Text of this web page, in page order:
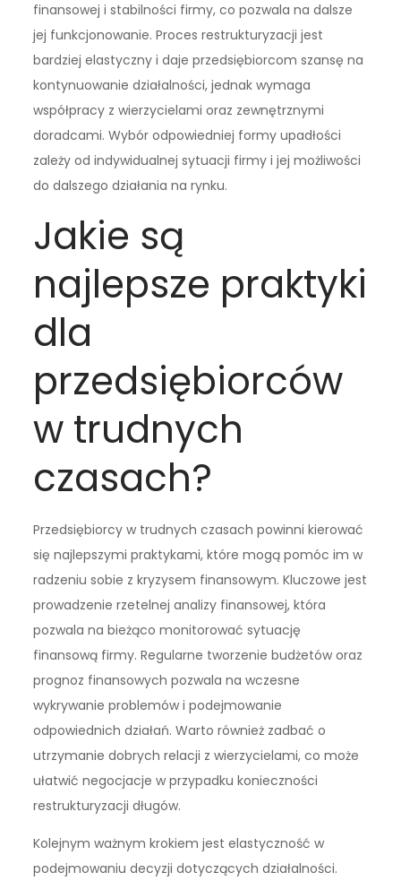
finansowej i stabilności firmy, co pozwala na dalsze
jej funkcjonowanie. Proces restrukturyzacji jest
bardziej elastyczny i daje przedsiębiorcom szansę na
kontynuowanie działalności, jednak wymaga
współpracy z wierzycielami oraz zewnętrznymi
doradcami. Wybór odpowiedniej formy upadłości
zależy od indywidualnej sytuacji firmy i jej możliwości
do dalszego działania na rynku.
Jakie są
najlepsze praktyki
dla
przedsiębiorców
w trudnych
czasach?
Przedsiębiorcy w trudnych czasach powinni kierować
się najlepszymi praktykami, które mogą pomóc im w
radzeniu sobie z kryzysem finansowym. Kluczowe jest
prowadzenie rzetelnej analizy finansowej, która
pozwala na bieżąco monitorować sytuację
finansową firmy. Regularne tworzenie budżetów oraz
prognoz finansowych pozwala na wczesne
wykrywanie problemów i podejmowanie
odpowiednich działań. Warto również zadbać o
utrzymanie dobrych relacji z wierzycielami, co może
ułatwić negocjacje w przypadku konieczności
restrukturyzacji długów.
Kolejnym ważnym krokiem jest elastyczność w
podejmowaniu decyzji dotyczących działalności.